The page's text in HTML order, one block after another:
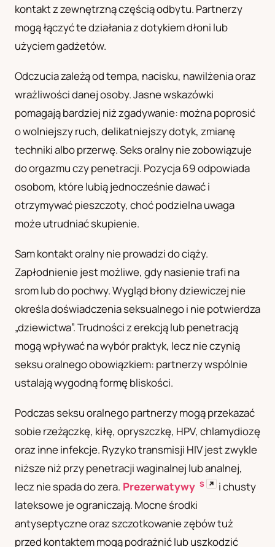
UA
Українська
kontakt z zewnętrzną częścią odbytu. Partnerzy
mogą łączyć te działania z dotykiem dłoni lub
użyciem gadżetów.
Odczucia zależą od tempa, nacisku, nawilżenia oraz
wrażliwości danej osoby. Jasne wskazówki
pomagają bardziej niż zgadywanie: można poprosić
o wolniejszy ruch, delikatniejszy dotyk, zmianę
techniki albo przerwę. Seks oralny nie zobowiązuje
do orgazmu czy penetracji. Pozycja 69 odpowiada
osobom, które lubią jednocześnie dawać i
otrzymywać pieszczoty, choć podzielna uwaga
może utrudniać skupienie.
Sam kontakt oralny nie prowadzi do ciąży.
Zapłodnienie jest możliwe, gdy nasienie trafi na
srom lub do pochwy. Wygląd błony dziewiczej nie
określa doświadczenia seksualnego i nie potwierdza
„dziewictwa”. Trudności z erekcją lub penetracją
mogą wpływać na wybór praktyk, lecz nie czynią
seksu oralnego obowiązkiem: partnerzy wspólnie
ustalają wygodną formę bliskości.
Podczas seksu oralnego partnerzy mogą przekazać
sobie rzeżączkę, kiłę, opryszczkę, HPV, chlamydiozę
oraz inne infekcje. Ryzyko transmisji HIV jest zwykle
niższe niż przy penetracji waginalnej lub analnej,
lecz nie spada do zera. Prezerwatywy S ↗ i chusty
lateksowe je ograniczają. Mocne środki
antyseptyczne oraz szczotkowanie zębów tuż
przed kontaktem mogą podrażnić lub uszkodzić